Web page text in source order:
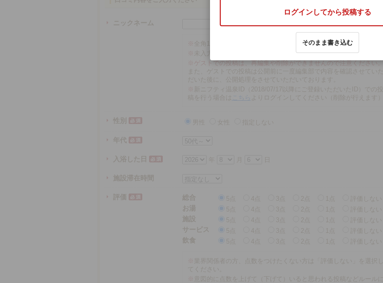
ニックネーム
※ 全角16文字以内
※ 未入力の場合、匿名で投稿されます。
※ゲストでの投稿は、再編集や削除ができませんので注意ください。
また、ゲストでの投稿は公開前に一度編集部で内容を確認させていた
だいた後に、公開処理をさせていただいております。
※ 新ニフティ温泉ID（2018/07/17以降にご登録いただいたID）での投
稿を行う場合は
こちら よりログインしてください（削除が行えます）
性別 男性 女性 指定しない
年代
入浴した日 年
施設滞在時間
評価 総合 5点 3点 2点 1点
評価しない
お湯
5点 3点 2点 1点
評価しない
施設
5点 3点 2点 1点
評価しない
サービス
5点 3点 2点 1点
評価しない
飲食
5点 3点 2点 1点 評価しない
※ 業界関係者の方、点数をつけたくない方は「評価しない」を選択し
てください。
※ 意図的に点数を上げて（下げて）いると思われる投稿などルールに
ログインしてから投稿する
そのまま書き込む